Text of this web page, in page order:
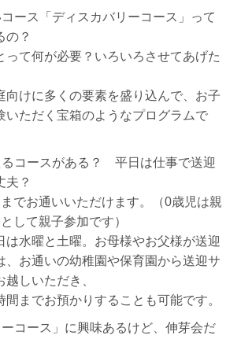
ース「ディスカバリーコース」って
の？
って何が必要？いろいろさせてあげた
向けに多くの要素を盛り込んで、お子
いただく宝箱のようなプログラムで
コースがある？ 平日は仕事で送迎
夫？
でお通いいただけます。（0歳児は親
して親子参加です）
は水曜と土曜。お母様やお父様が送迎
、お通いの幼稚園や保育園から送迎サ
しいただき、
間までお預かりすることも可能です。
コース」に興味あるけど、伸芽会だ